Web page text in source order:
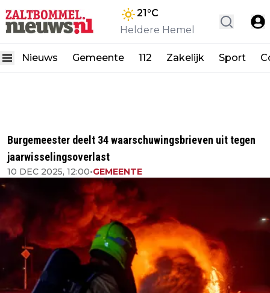
21°C
Heldere Hemel
Nieuws Gemeente 112 Zakelijk Sport
Burgemeester deelt 34 waarschuwingsbrieven uit tegen
jaarwisselingsoverlast
10 DEC 2025, 12:00•GEMEENTE